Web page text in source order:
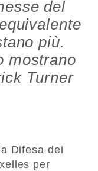
del
più.
mostrano
Turner
Difesa dei
per